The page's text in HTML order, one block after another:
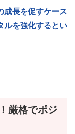
成長を促すケース
ルを強化するとい
厳格でポジ